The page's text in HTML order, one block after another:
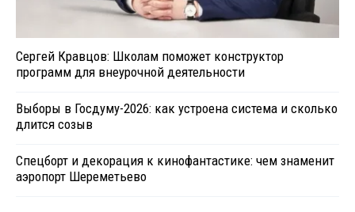
Сергей Кравцов: Школам поможет конструктор
программ для внеурочной деятельности
Выборы в Госдуму-2026: как устроена система и сколько
длится созыв
Спецборт и декорация к кинофантастике: чем знаменит
аэропорт Шереметьево